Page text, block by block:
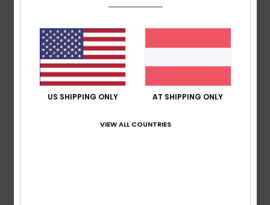
Ich empfehle dieses Produkt
5
US SHIPPING ONLY AT SHIPPING ONLY
VIEW ALL COUNTRIES